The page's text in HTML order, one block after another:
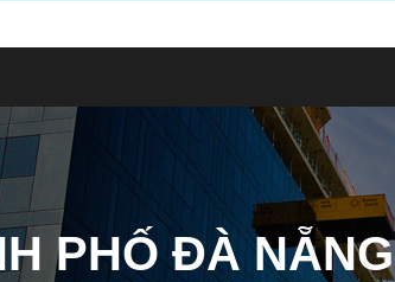
PHỐ ĐÀ NẴNG